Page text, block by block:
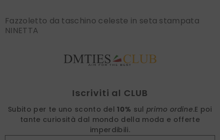
Fazzoletto da taschino celeste in seta stampata
NINETTA
Iscriviti al CLUB
Subito per te uno sconto del 10% sulprimo ordine.E poi
tante curiosità dal mondo della moda e offerte
imperdibili.